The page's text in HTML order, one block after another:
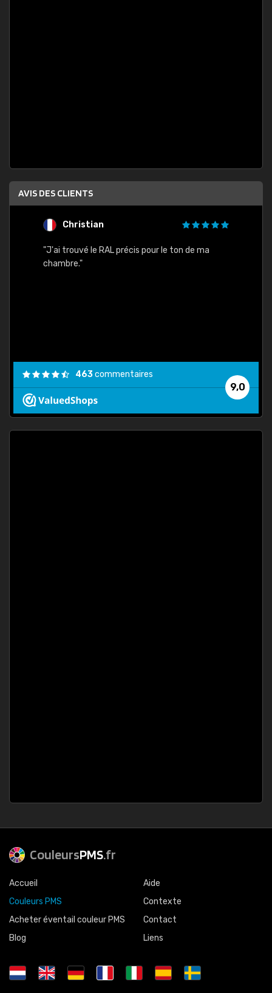
AVIS DES CLIENTS
Christian
"J'ai trouvé le RAL précis pour le ton de ma
chambre."
9,0
463commentaires
CouleursPMS.fr
Accueil
Couleurs PMS
Acheter éventail couleur PMS
Blog
Aide
Contexte
Contact
Liens